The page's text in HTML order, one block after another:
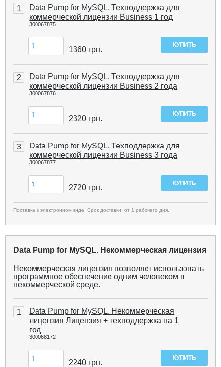
1
Data Pump for MySQL. Техподдержка для
коммерческой лицензии Business 1 год
300067875
1360 грн.
2
Data Pump for MySQL. Техподдержка для
коммерческой лицензии Business 2 года
300067876
2320 грн.
3
Data Pump for MySQL. Техподдержка для
коммерческой лицензии Business 3 года
300067877
2720 грн.
Поставка в электронном виде. Срок доставки: от 1 рабочего дня.
Data Pump for MySQL. Некоммерческая лицензия
Некоммерческая лицензия позволяет использовать
программное обеспечение одним человеком в
некоммерческой среде.
1
Data Pump for MySQL. Некоммерческая
лицензия Лицензия + техподдержка на 1
год
300068172
2240 грн.